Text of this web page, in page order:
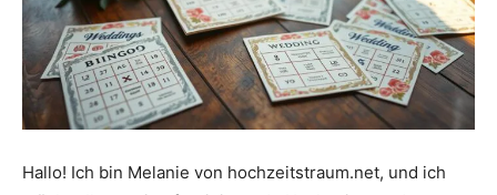
rund
Hallo! Ich bin Melanie von hochzeitstraum.net, und ich